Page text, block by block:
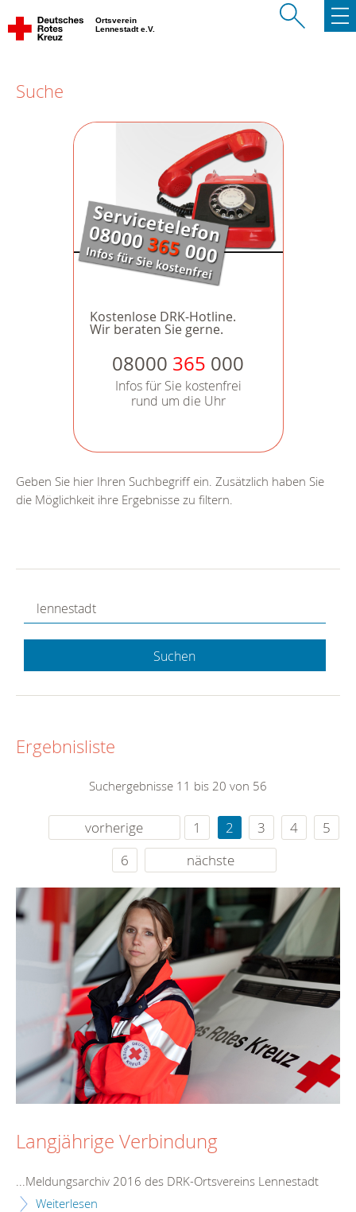
Ortsverein
Lennestadt e.V.
Suche
Kostenlose DRK-Hotline.
Wir beraten Sie gerne.
08000 365 000
Infos für Sie kostenfrei
rund um die Uhr
Geben Sie hier Ihren Suchbegriff ein. Zusätzlich haben Sie
die Möglichkeit ihre Ergebnisse zu filtern.
Suchen
Ergebnisliste
Suchergebnisse 11 bis 20 von 56
vorherige 1 2 3 4
5
6
nächste
Langjährige Verbindung
...Meldungsarchiv 2016 des DRK-Ortsvereins Lennestadt
Weiterlesen